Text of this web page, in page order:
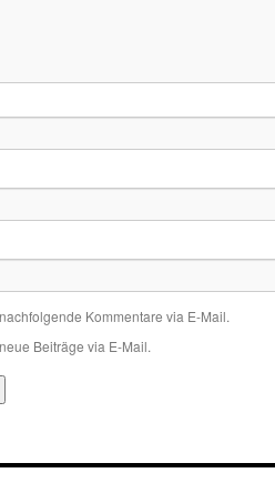
Kommentare via E-Mail.
Beiträge via E-Mail.